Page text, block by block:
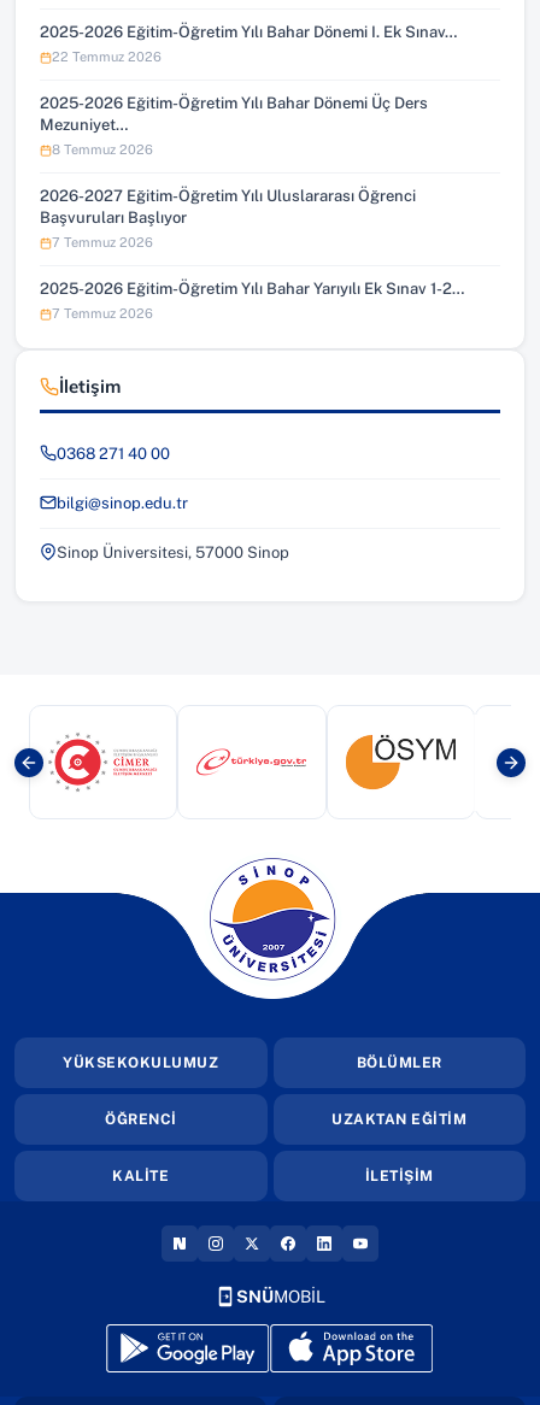
2025-2026 Eğitim-Öğretim Yılı Bahar Dönemi I. Ek Sınav…
22 Temmuz 2026
2025-2026 Eğitim-Öğretim Yılı Bahar Dönemi Üç Ders
Mezuniyet…
8 Temmuz 2026
2026-2027 Eğitim-Öğretim Yılı Uluslararası Öğrenci
Başvuruları Başlıyor
7 Temmuz 2026
2025-2026 Eğitim-Öğretim Yılı Bahar Yarıyılı Ek Sınav 1-2…
7 Temmuz 2026
İletişim
0368 271 40 00
bilgi@sinop.edu.tr
Sinop Üniversitesi, 57000 Sinop
(yeni sekmede açılır)(yeni sekmede açılır)(yeni sekmede
(yeni sekmede açılır)
YÜKSEKOKULUMUZ BÖLÜMLER
ÖĞRENCİ UZAKTAN EĞİTİM
KALİTE İLETİŞİM
(YENI SEKMEDE AÇILIR)
(YENI SEKMEDE AÇILIR)
(YENI SEKMEDE AÇILIR)
(YENI SEKMEDE AÇILIR)
(YENI SEKMEDE AÇILIR)
(YENI SEKMEDE
SNÜMOBİL
(yeni sekmede açılır)(yeni sekmede açılır)